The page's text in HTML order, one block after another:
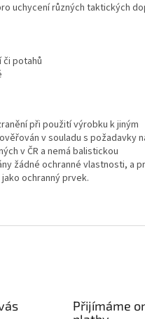
uchycení různých taktických
či potahů
při použití výrobku k jiným
v souladu s požadavky
v ČR a nemá balistickou
žádné ochranné vlastnosti, a
ochranný prvek.
Přijímáme